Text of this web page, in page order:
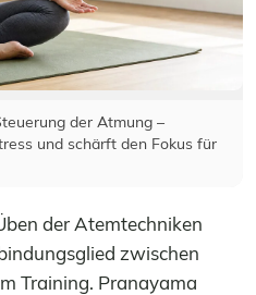
der Atmung –
und schärft den Fokus für
der Atemtechniken
zwischen
Training. Pranayama